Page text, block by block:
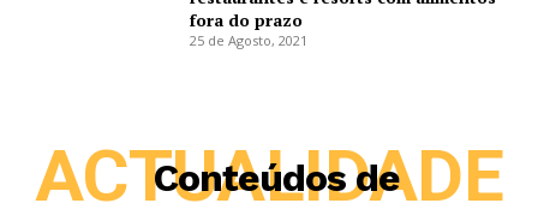
fora do prazo
25 de Agosto, 2021
Conteúdos de
ACTUALIDADE